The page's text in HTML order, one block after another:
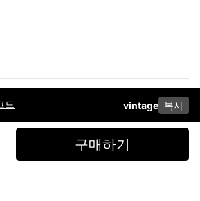
드 vintage 복사
구매하기
개인정보 처리방침사업자 정보다운로드
페이스북